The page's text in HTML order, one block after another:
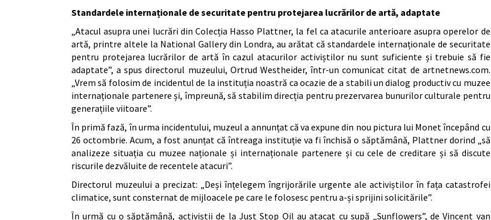
Standardele internaționale de securitate pentru protejarea lucrărilor de artă, adaptate
„Atacul asupra unei lucrări din Colecția Hasso Plattner, la fel ca atacurile anterioare asupra operelor de
artă, printre altele la National Gallery din Londra, au arătat că standardele internaționale de securitate
pentru protejarea lucrărilor de artă în cazul atacurilor activiștilor nu sunt suficiente și trebuie să fie
adaptate”, a spus directorul muzeului, Ortrud Westheider, într-un comunicat citat de artnetnews.com.
„Vrem să folosim de incidentul de la instituția noastră ca ocazie de a stabili un dialog productiv cu muzee
internaționale partenere și, împreună, să stabilim direcția pentru prezervarea bunurilor culturale pentru
generațiile viitoare”.
În primă fază, în urma incidentului, muzeul a annunțat că va expune din nou pictura lui Monet începând cu
26 octombrie. Acum, a fost anunțat că întreaga instituție va fi închisă o săptămână, Plattner dorind „să
analizeze situația cu muzee naționale și internaționale partenere și cu cele de creditare și să discute
riscurile dezvăluite de recentele atacuri”.
Directorul muzeului a precizat: „Deși înțelegem îngrijorările urgente ale activiștilor în fața catastrofei
climatice, sunt consternat de mijloacele pe care le folosesc pentru a-și sprijini solicitările”.
În urmă cu o săptămână, activiștii de la Just Stop Oil au atacat cu supă „Sunflowers”, de Vincent van